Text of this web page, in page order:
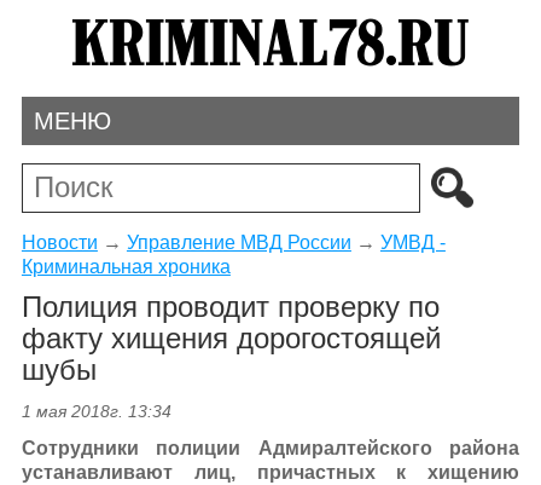
МЕНЮ
Новости → Управление МВД России → УМВД -
Криминальная хроника
Полиция проводит проверку по
факту хищения дорогостоящей
шубы
1 мая 2018г. 13:34
Сотрудники полиции Адмиралтейского района
устанавливают лиц, причастных к хищению